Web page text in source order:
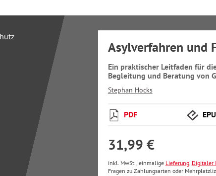
Asylverfahren und
Ein praktischer Leitfaden für
Begleitung und Beratung von
Stephan Hocks
PDF
31,99 €
inkl. MwSt., einmalige Lieferung, Digitaler
Fragen zu Zahlungsarten oder